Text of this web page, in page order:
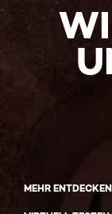
MEHR ENTDECKEN